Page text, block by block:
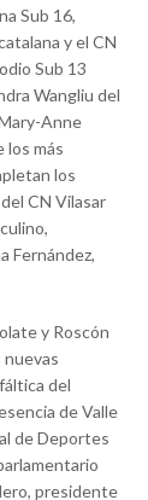
Sub 16,
y el CN
Sub 13
Wangliu del
Anne
los más
los
CN Vilasar
Fernández,
y Roscón
del
de Valle
de Deportes
presidente